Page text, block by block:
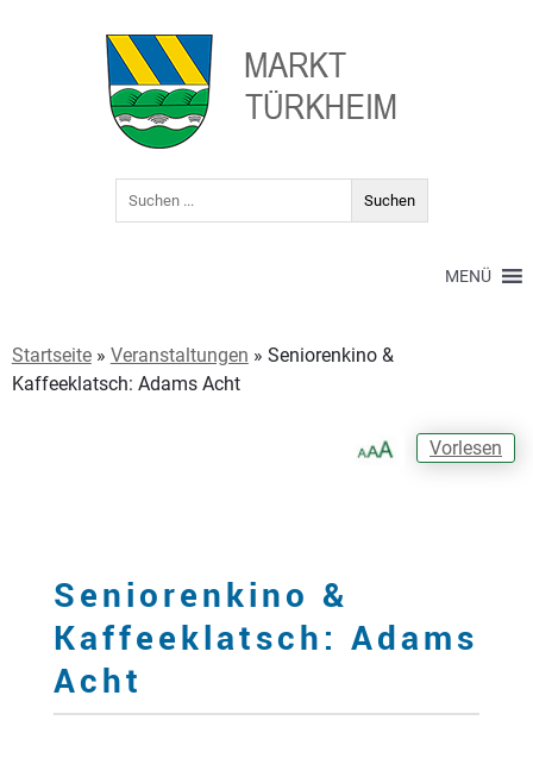
MENÜ
Startseite» Veranstaltungen » Seniorenkino &
Kaffeeklatsch: Adams Acht
Vorlesen
Seniorenkino &
Kaffeeklatsch: Adams
Acht